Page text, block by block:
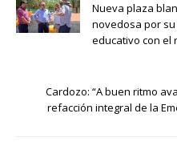
Nueva plaza
novedosa por
educativo con el
Cardozo: “A buen ritmo
refacción integral de la